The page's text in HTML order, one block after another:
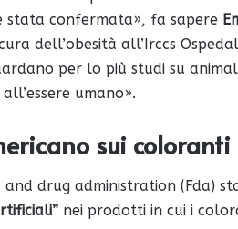
stata confermata», fa sapere
dell’obesità all’Irccs
per lo più studi su
umano».
sui
and drug administration (Fda)
nei prodotti in cui i